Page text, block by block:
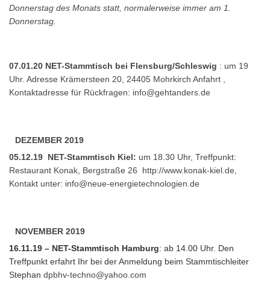
Donnerstag des Monats statt, normalerweise immer am 1.
Donnerstag.
07.01.20 NET-Stammtisch bei Flensburg/Schleswig : um 19
Uhr. Adresse Krämersteen 20, 24405 Mohrkirch Anfahrt
Kontaktadresse für Rückfragen: info@gehtanders.de
DEZEMBER 2019
05.12.19 NET-Stammtisch Kiel: um 18.30 Uhr, Treffpunkt:
Restaurant Konak, Bergstraße 26 http://www.konak-kiel.de
Kontakt unter: info@neue-energietechnologien.de
NOVEMBER 2019
16.11.19 – NET-Stammtisch Hamburg: ab 14.00 Uhr. Den
Treffpunkt erfahrt Ihr bei der Anmeldung beim Stammtischleiter
Stephan dpbhv-techno@yahoo.com